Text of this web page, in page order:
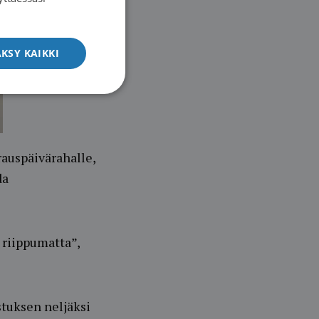
riippumatta”,
neljäksi
KAIKKI